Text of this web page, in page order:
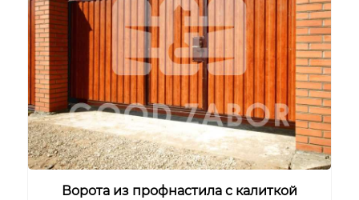
Ворота из профнастила с калиткой